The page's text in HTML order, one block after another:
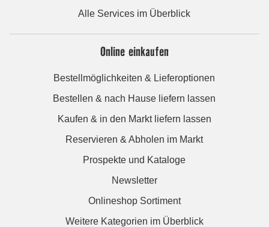
Alle Services im Überblick
Online einkaufen
Bestellmöglichkeiten & Lieferoptionen
Bestellen & nach Hause liefern lassen
Kaufen & in den Markt liefern lassen
Reservieren & Abholen im Markt
Prospekte und Kataloge
Newsletter
Onlineshop Sortiment
Weitere Kategorien im Überblick